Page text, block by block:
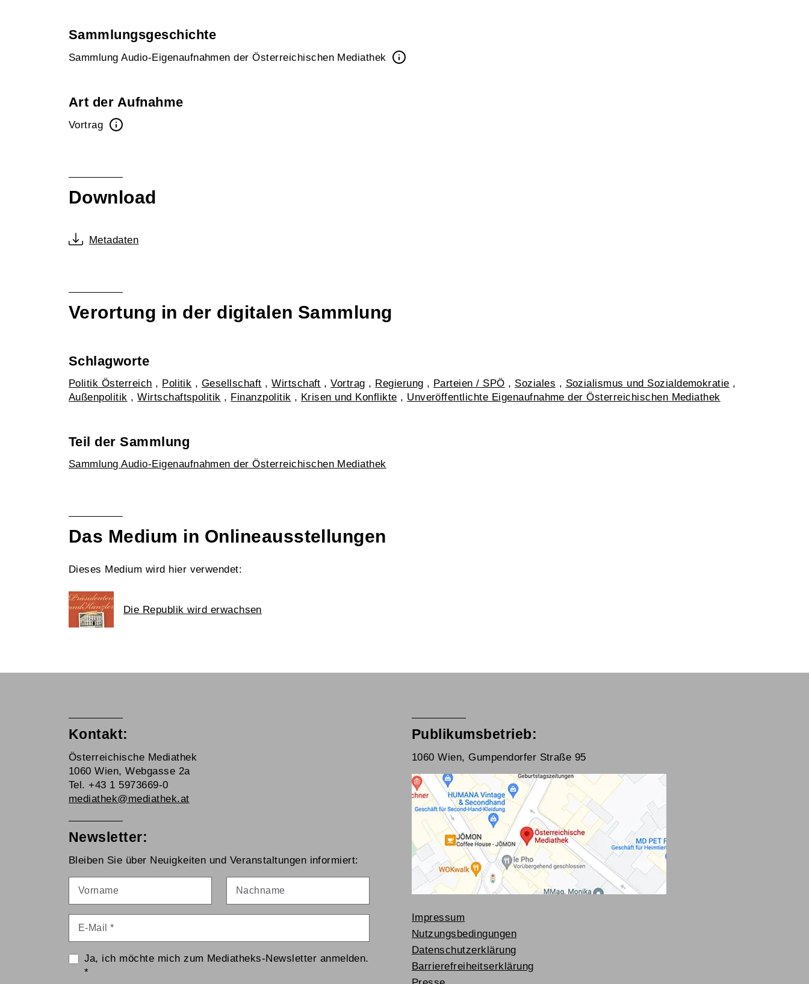
Sammlungsgeschichte
Sammlung Audio-Eigenaufnahmen der Österreichischen Mediathek
Art der Aufnahme
Vortrag
Download
Metadaten
Verortung in der digitalen Sammlung
Schlagworte
Politik Österreich , Politik , Gesellschaft ,Wirtschaft ,Vortrag , Regierung , Parteien / SPÖ , Soziales , Sozialismus und Sozialdemokratie ,
Außenpolitik ,Wirtschaftspolitik , Finanzpolitik , Krisen und Konflikte , Unveröffentlichte Eigenaufnahme der Österreichischen Mediathek
Teil der Sammlung
Sammlung Audio-Eigenaufnahmen der Österreichischen Mediathek
Das Medium in Onlineausstellungen
Dieses Medium wird hier verwendet:
Die Republik wird erwachsen
Kontakt:
Österreichische Mediathek
1060 Wien, Webgasse 2a
Tel. +43 1 5973669-0
mediathek@mediathek.at
Newsletter:
Bleiben Sie über Neuigkeiten und Veranstaltungen informiert:
Ja, ich möchte mich zum Mediatheks-Newsletter anmelden.
*
Publikumsbetrieb:
1060 Wien, Gumpendorfer Straße 95
Impressum
Nutzungsbedingungen
Datenschutzerklärung
Barrierefreiheitserklärung